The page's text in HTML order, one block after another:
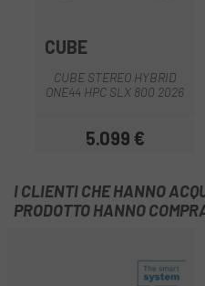
CUBE
CUBE STEREO HYBRID
ONE44 HPC SLX 800 2026
Prezzo
5.099 €
I CLIENTI CHE HANNO
PRODOTTO HANNO